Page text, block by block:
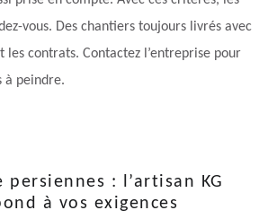
vous. Des chantiers toujours livrés avec
les contrats. Contactez l’entreprise pour
à peindre.
persiennes : l’artisan KG
à vos exigences